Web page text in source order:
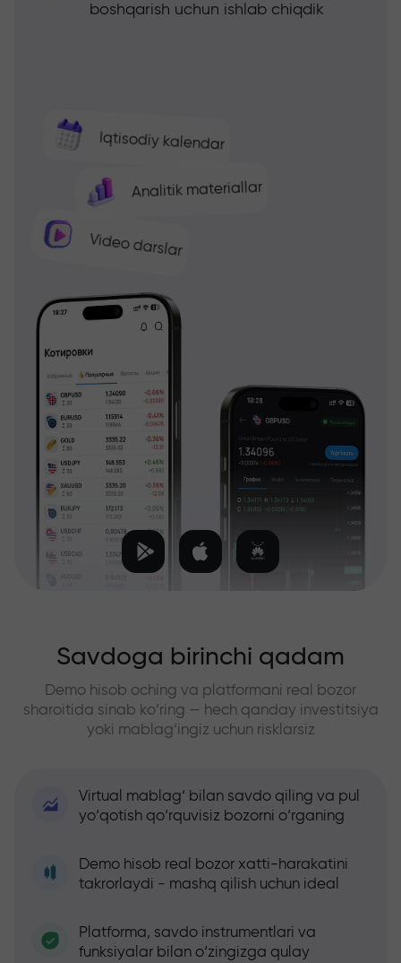
Iqtisodiy kalendar
Analitik materiallar
Video darslar
boshqarish uchun ishlab chiqdik
Savdoga birinchi qadam
Demo hisob oching va platformani real bozor
sharoitida sinab ko‘ring — hech qanday investitsiya
yoki mablag‘ingiz uchun risklarsiz
Virtual mablag‘ bilan savdo qiling va pul
yo‘qotish qo‘rquvisiz bozorni o‘rganing
Demo hisob real bozor xatti-harakatini
takrorlaydi - mashq qilish uchun ideal
Platforma, savdo instrumentlari va
funksiyalar bilan o‘zingizga qulay